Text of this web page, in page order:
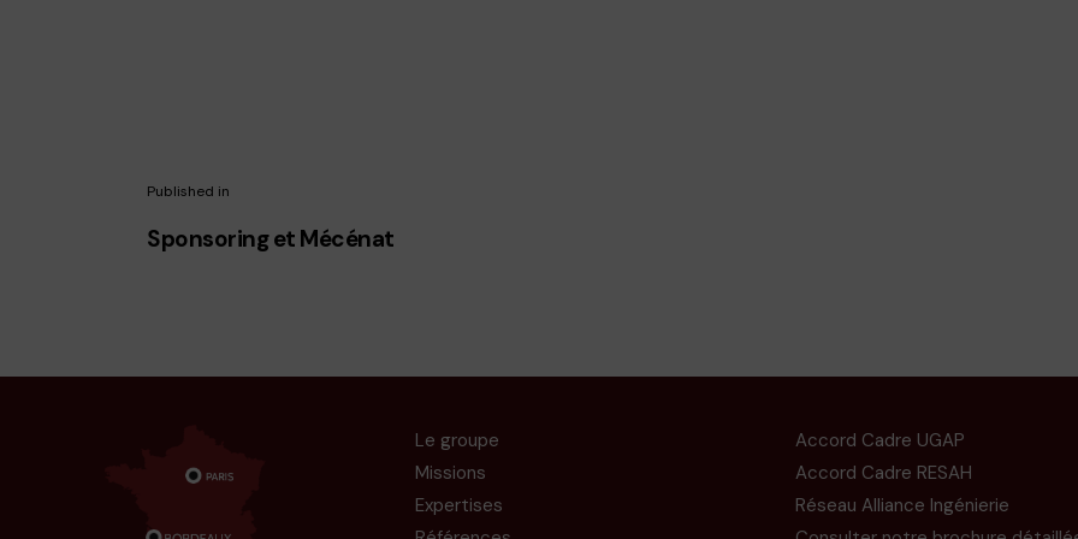
Published in
Sponsoring et Mécénat
Le groupe
Missions
Expertises
Accord Cadre UGAP
Accord Cadre RESAH
Réseau Alliance Ingénierie